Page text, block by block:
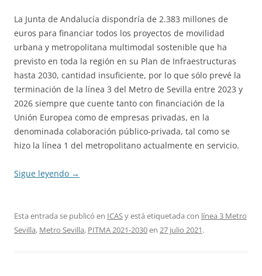
La Junta de Andalucía dispondría de 2.383 millones de
euros para financiar todos los proyectos de movilidad
urbana y metropolitana multimodal sostenible que ha
previsto en toda la región en su Plan de Infraestructuras
hasta 2030, cantidad insuficiente, por lo que sólo prevé la
terminación de la línea 3 del Metro de Sevilla entre 2023 y
2026 siempre que cuente tanto con financiación de la
Unión Europea como de empresas privadas, en la
denominada colaboración público-privada, tal como se
hizo la línea 1 del metropolitano actualmente en servicio.
Sigue leyendo →
Esta entrada se publicó en ICASy está etiquetada con línea 3 Metro
Sevilla, Metro Sevilla, PITMA 2021-2030en 27 julio 2021.